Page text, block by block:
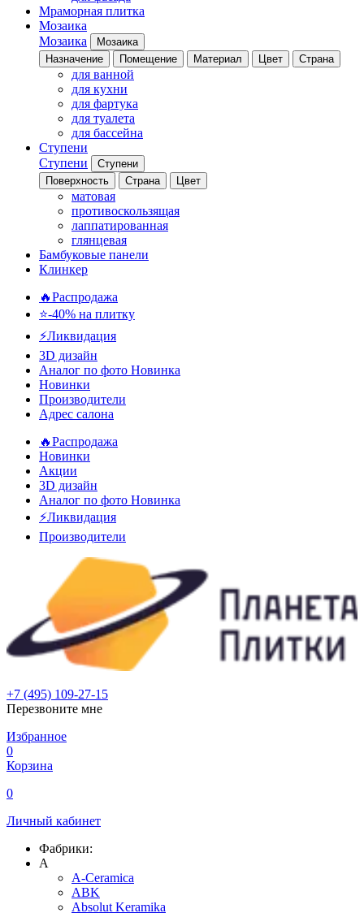
Мраморная плитка
Мозаика
Мозаика
Мозаика
Назначение
Помещение Материал Цвет Страна
для ванной
для кухни
для фартука
для туалета
для бассейна
Ступени
Ступени
Ступени
Поверхность
Страна Цвет
матовая
противоскользящая
лаппатированная
глянцевая
Бамбуковые панели
Клинкер
🔥Распродажа
⭐-40% на плитку
⚡️Ликвидация
3D дизайн
Аналог по фото Новинка
Новинки
Производители
Адрес салона
🔥Распродажа
Новинки
Акции
3D дизайн
Аналог по фото Новинка
⚡Ликвидация
Производители
+7 (495) 109-27-15
Перезвоните мне
Избранное
0
Корзина
0
Личный кабинет
Фабрики:
A
A-Ceramica
ABK
Absolut Keramika